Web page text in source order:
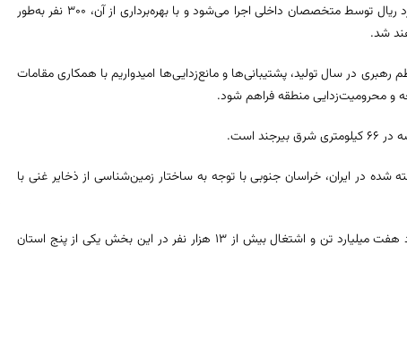
وی اظهار داشت: این طرح با سرمایه‌گذاری ۶ هزار میلیارد ریال توسط متخصصان داخلی اجرا می‌شود و با بهره‌برداری از آن، ۳۰۰ نفر به‌طور
شد.
در سال تولید، پشتیبانی‌ها و مانع‌زدایی‌ها امیدواریم با همکاری مقامات
و محرومیت‌زدایی منطقه فراهم شود.
در ایران، خراسان جنوبی با توجه به ساختار زمین‌شناسی از ذخایر غنی با
این استان با دارا بودن ۶۹۸ معدن و ذخیره قطعی حدود هفت میلیارد تن و اشتغال بیش از ۱۳ هزار نفر در این بخش یکی از پنج استان